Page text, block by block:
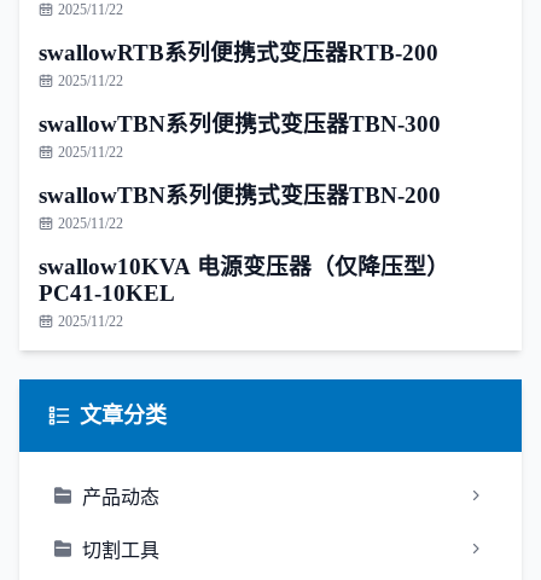
2025/11/22
swallowRTB系列便携式变压器RTB-200
2025/11/22
swallowTBN系列便携式变压器TBN-300
2025/11/22
swallowTBN系列便携式变压器TBN-200
2025/11/22
swallow10KVA 电源变压器（仅降压型）
PC41-10KEL
2025/11/22
文章分类
产品动态
切割工具